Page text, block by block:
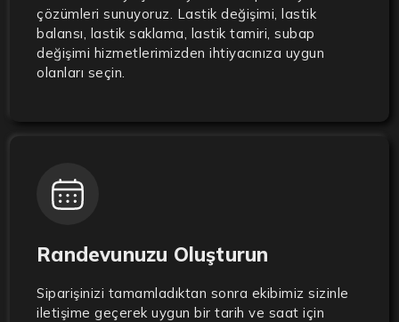
çözümleri sunuyoruz. Lastik değişimi, lastik
balansı, lastik saklama, lastik tamiri, subap
değişimi hizmetlerimizden ihtiyacınıza uygun
olanları seçin.
Randevunuzu Oluşturun
Siparişinizi tamamladıktan sonra ekibimiz sizinle
iletişime geçerek uygun bir tarih ve saat için